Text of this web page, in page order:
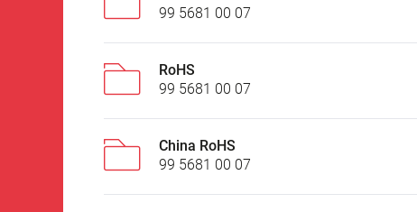
99 5681 00 07
RoHS
99 5681 00 07
China RoHS
99 5681 00 07